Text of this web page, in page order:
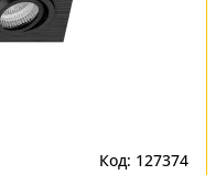
Код: 127374